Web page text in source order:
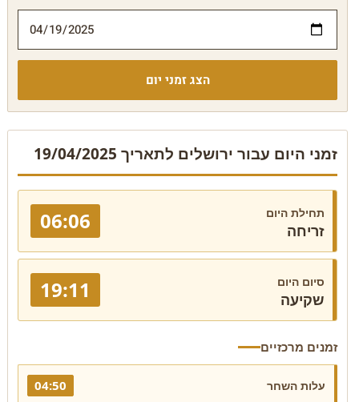
הצג זמני יום
זמני היום עבור ירושלים לתאריך 19/04/2025
תחילת היום
זריחה 06:06
סיום היום
שקיעה 19:11
זמנים מרכזיים
עלות השחר 04:50